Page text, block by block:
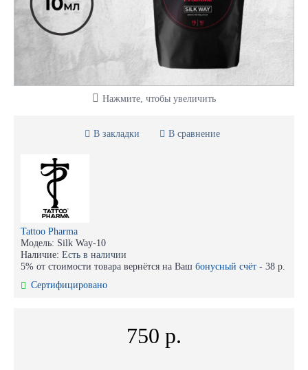
Нажмите, чтобы увеличить
В закладки В сравнение
Tattoo Pharma
Модель: Silk Way-10
Наличие: Есть в наличии
5% от стоимости товара вернётся на Ваш бонусный счёт - 38 р.
Сертифицировано
750 р.